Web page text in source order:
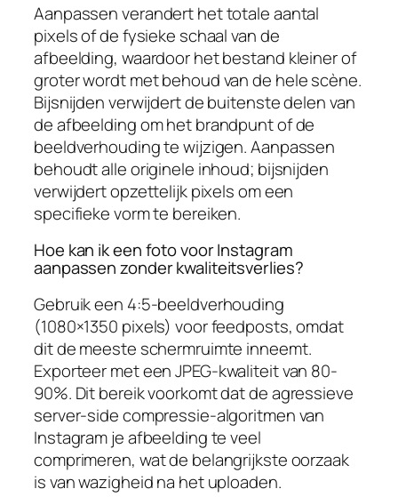
Aanpassen verandert het totale aantal
pixels of de fysieke schaal van de
afbeelding, waardoor het bestand kleiner of
groter wordt met behoud van de hele scène.
Bijsnijden verwijdert de buitenste delen van
de afbeelding om het brandpunt of de
beeldverhouding te wijzigen. Aanpassen
behoudt alle originele inhoud; bijsnijden
verwijdert opzettelijk pixels om een
specifieke vorm te bereiken.
Hoe kan ik een foto voor Instagram
aanpassen zonder kwaliteitsverlies?
Gebruik een 4:5-beeldverhouding
(1080×1350 pixels) voor feedposts, omdat
dit de meeste schermruimte inneemt.
Exporteer met een JPEG-kwaliteit van 80-
90%. Dit bereik voorkomt dat de agressieve
server-side compressie-algoritmen van
Instagram je afbeelding te veel
comprimeren, wat de belangrijkste oorzaak
is van wazigheid na het uploaden.